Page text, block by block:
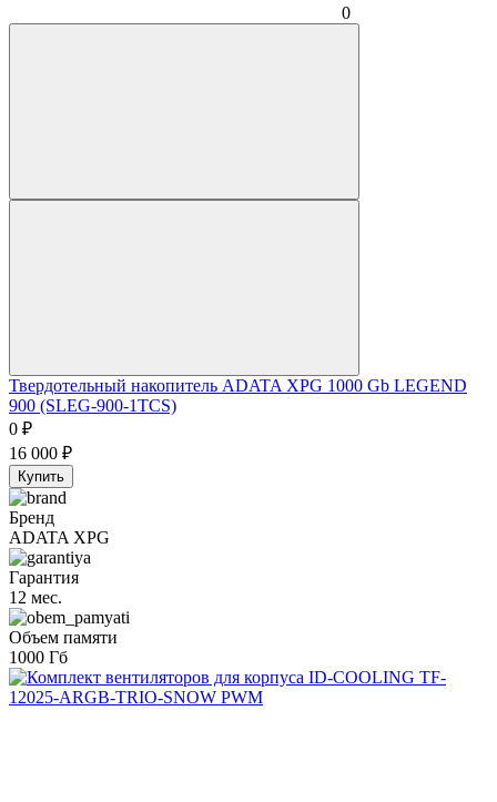
0
Твердотельный накопитель ADATA XPG 1000 Gb LEGEND
900 (SLEG-900-1TCS)
0 ₽
16 000 ₽
Купить
Бренд
ADATA XPG
Гарантия
12 мес.
Объем памяти
1000 Гб